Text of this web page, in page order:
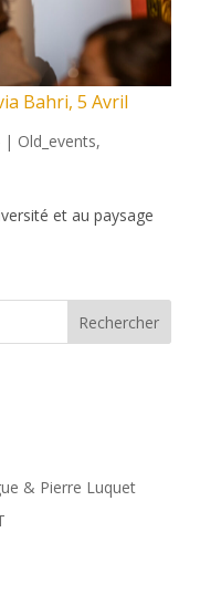
Bahri, 5 Avril
| Old_events,
et au paysage
& Pierre Luquet